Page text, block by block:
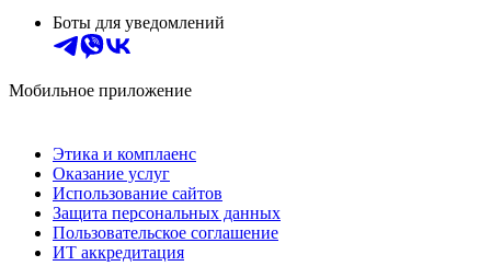
Боты для уведомлений
Мобильное приложение
Этика и комплаенс
Оказание услуг
Использование сайтов
Защита персональных данных
Пользовательское соглашение
ИТ аккредитация